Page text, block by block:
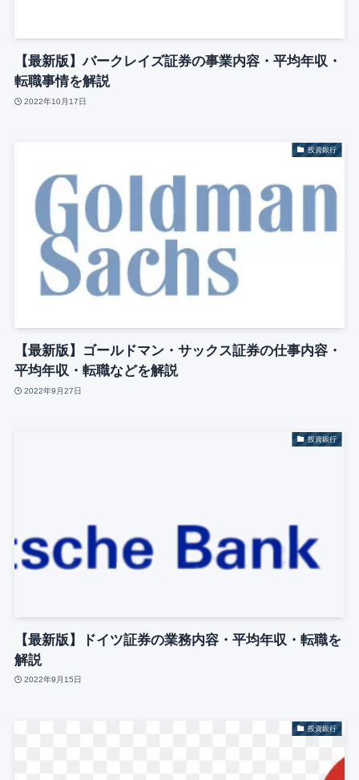
【最新版】バークレイズ証券の事業内容・平均年収・
転職事情を解説
2022年10月17日
投資銀行
【最新版】ゴールドマン・サックス証券の仕事内容・
平均年収・転職などを解説
2022年9月27日
投資銀行
【最新版】ドイツ証券の業務内容・平均年収・転職を
解説
2022年9月15日
投資銀行